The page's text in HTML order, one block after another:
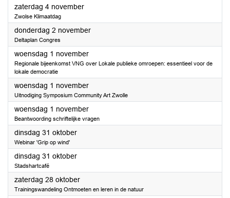
zaterdag 4 november2023
Zwolse Klimaatdag
donderdag 2 november2023
Deltaplan Congres
woensdag 1 november2023
Regionale bijeenkomst VNG over Lokale publieke omroepen: essentieel voor de
lokale democratie
woensdag 1 november2023
Uitnodiging Symposium Community Art Zwolle
woensdag 1 november2023
Beantwoording schriftelijke vragen
dinsdag 31 oktober2023
Webinar 'Grip op wind'
dinsdag 31 oktober2023
Stadshartcafé
zaterdag 28 oktober2023
Trainingswandeling Ontmoeten en leren in de natuur